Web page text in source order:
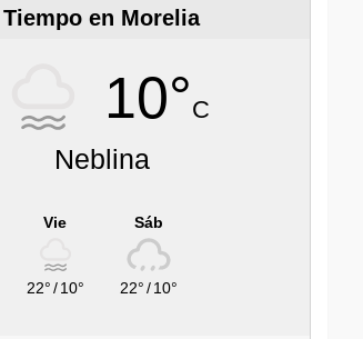
Tiempo en Morelia
10°C
Neblina
Vie
22°/ 10°
Sáb
22°/ 10°